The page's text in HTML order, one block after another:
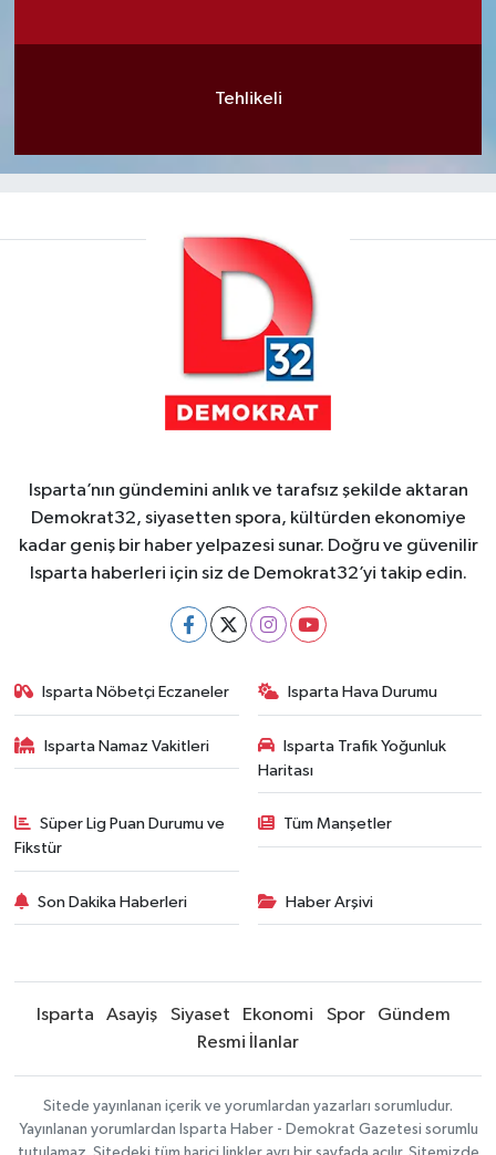
Tehlikeli
Isparta’nın gündemini anlık ve tarafsız şekilde aktaran
Demokrat32, siyasetten spora, kültürden ekonomiye
kadar geniş bir haber yelpazesi sunar. Doğru ve güvenilir
Isparta haberleri için siz de Demokrat32’yi takip edin.
Isparta Nöbetçi Eczaneler Isparta Hava Durumu
Isparta Namaz Vakitleri
Isparta Trafik Yoğunluk
Haritası
Süper Lig Puan Durumu ve
Fikstür
Tüm Manşetler
Son Dakika Haberleri Haber Arşivi
Isparta Asayiş Siyaset Ekonomi Spor
Gündem
Resmi İlanlar
Sitede yayınlanan içerik ve yorumlardan yazarları sorumludur.
Yayınlanan yorumlardan Isparta Haber - Demokrat Gazetesi sorumlu